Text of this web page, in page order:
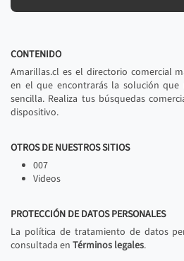
CONTENIDO
Amarillas.cl es el directorio comercial
en el que encontrarás la solución que
sencilla. Realiza tus búsquedas
dispositivo.
OTROS DE NUESTROS SITIOS
007
Videos
PROTECCIÓN DE DATOS PERSONALES
La política de tratamiento de datos
consultada en Términos legales.